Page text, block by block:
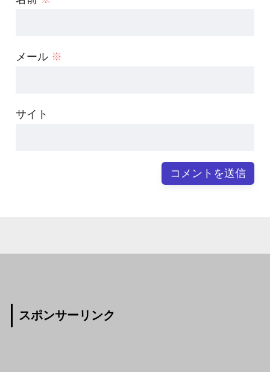
メール ※
サイト
スポンサーリンク